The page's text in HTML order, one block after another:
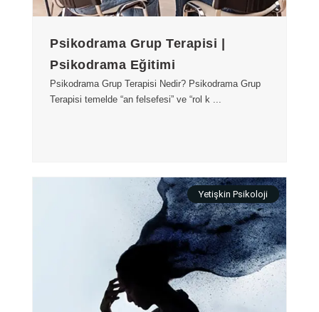
Psikodrama Grup Terapisi |
Psikodrama Eğitimi
Psikodrama Grup Terapisi Nedir? Psikodrama Grup
Terapisi temelde “an felsefesi” ve “rol k ...
Yetişkin Psikoloji